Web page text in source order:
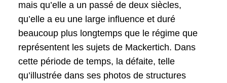
mais qu’elle a un passé de deux siècles,
qu’elle a eu une large influence et duré
beaucoup plus longtemps que le régime que
représentent les sujets de Mackertich. Dans
cette période de temps, la défaite, telle
qu’illustrée dans ses photos de structures